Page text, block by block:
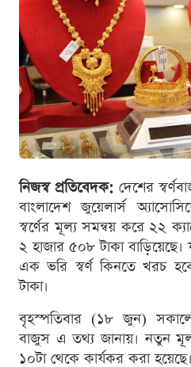
নিজস্ব প্রতিবেদক: দেশের
বাংলাদেশ জুয়েলার্স
স্বর্ণের মূল্য সমন্বয় করে ২২
২ হাজার ৫০৮ টাকা
এক ভরি স্বর্ণ কিনতে খরচ
টাকা।
বৃহস্পতিবার (১৮ জুন) সকালে
বাজুস এ তথ্য জানায়। নতুন
১০টা থেকে কার্যকর করা হয়েছে।